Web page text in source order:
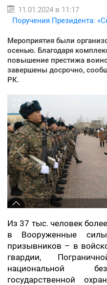
11.01.2024 в 11:17
Поручения Президента:
Мероприятия были
осенью. Благодаря
повышение престижа
завершены досрочно,
РК.
Из 37 тыс. человек
в Вооруженные
призывников – в
гвардии,
национальной
государственной